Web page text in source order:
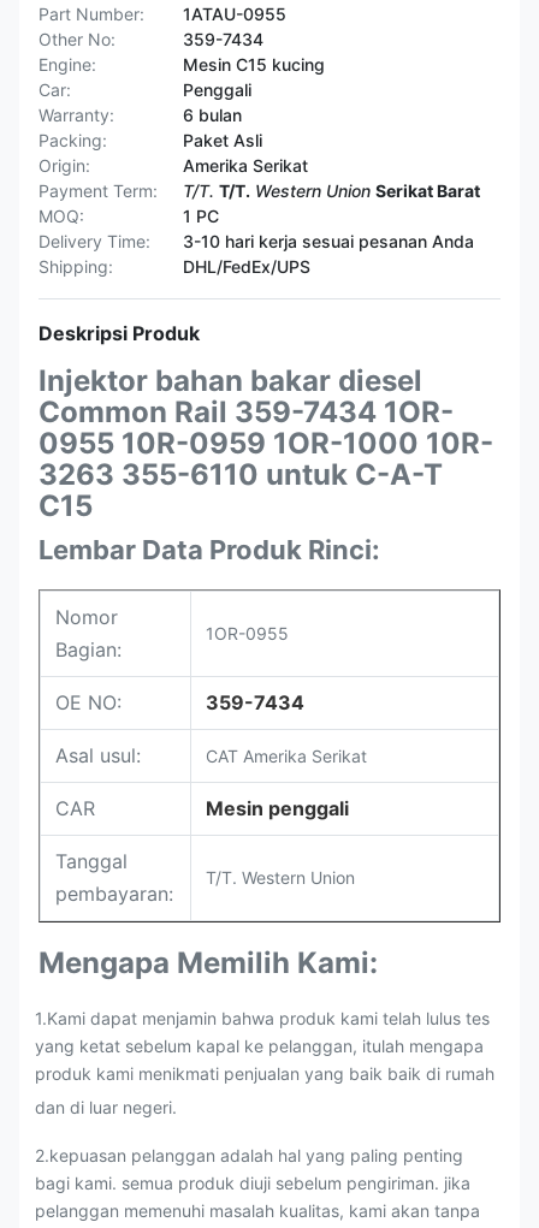
Part Number:
1ATAU-0955
Other No:
359-7434
Engine:
Mesin C15 kucing
Car:
Penggali
Warranty:
6 bulan
Packing:
Paket Asli
Origin:
Amerika Serikat
Payment Term:
T/T. T/T. Western Union Serikat Barat
MOQ:
1 PC
Delivery Time:
3-10 hari kerja sesuai pesanan Anda
Shipping:
DHL/FedEx/UPS
Deskripsi Produk
Injektor bahan bakar diesel
Common Rail 359-7434 1OR-
0955 10R-0959 1OR-1000 10R-
3263 355-6110 untuk C-A-T
C15
Lembar Data Produk Rinci:
Nomor
Bagian:
1OR-0955
OE NO: 359-7434
Asal usul: CAT Amerika Serikat
CAR Mesin penggali
Tanggal
pembayaran:
T/T. Western Union
Mengapa Memilih Kami:
1.Kami dapat menjamin bahwa produk kami telah lulus tes
yang ketat sebelum kapal ke pelanggan, itulah mengapa
produk kami menikmati penjualan yang baik baik di rumah
dan di luar negeri.
2.kepuasan pelanggan adalah hal yang paling penting
bagi kami. semua produk diuji sebelum pengiriman. jika
pelanggan memenuhi masalah kualitas, kami akan tanpa